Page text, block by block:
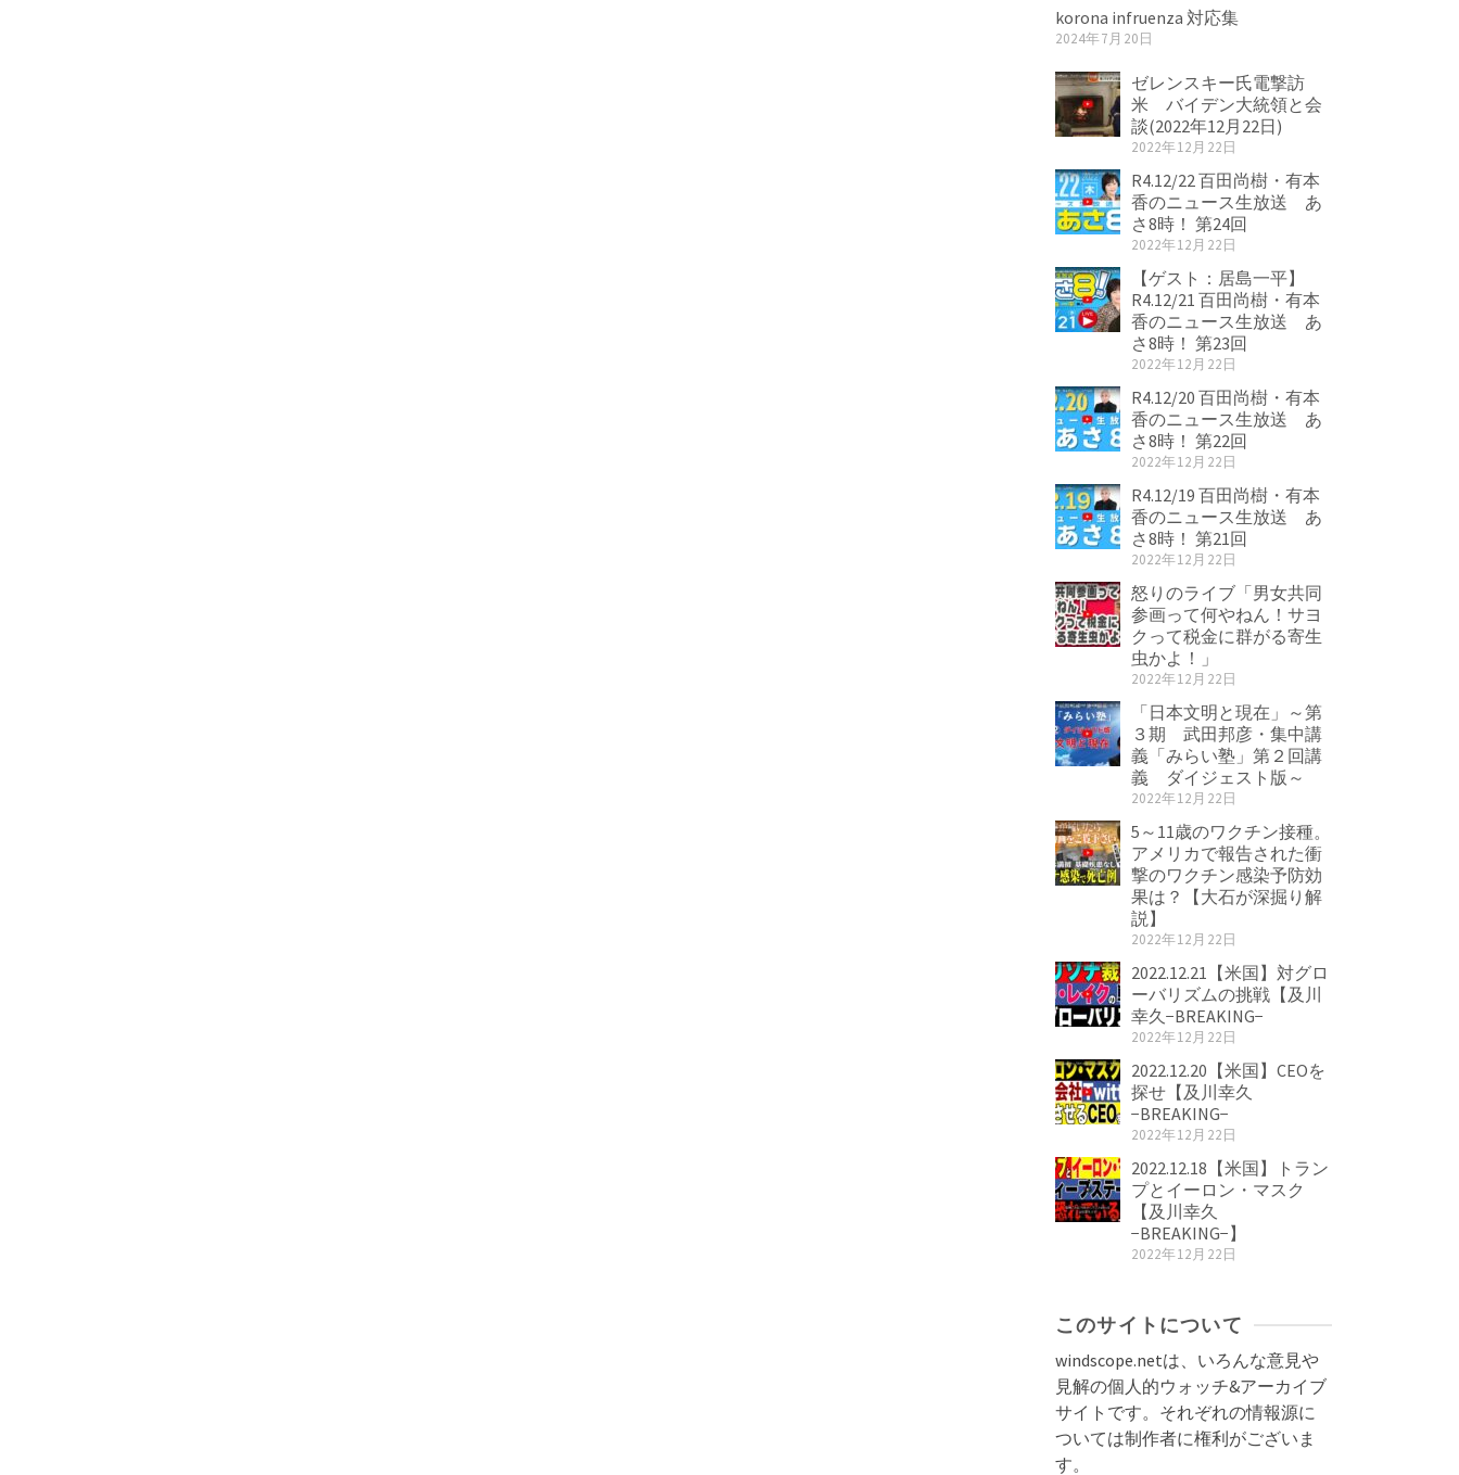
korona infruenza 対応集
2024年7月20日
ゼレンスキー氏電撃訪
米 バイデン大統領と会
談(2022年12月22日)
2022年12月22日
R4.12/22 百田尚樹・有本
香のニュース生放送 あ
さ8時！ 第24回
2022年12月22日
【ゲスト：居島一平】
R4.12/21 百田尚樹・有本
香のニュース生放送 あ
さ8時！ 第23回
2022年12月22日
R4.12/20 百田尚樹・有本
香のニュース生放送 あ
さ8時！ 第22回
2022年12月22日
R4.12/19 百田尚樹・有本
香のニュース生放送 あ
さ8時！ 第21回
2022年12月22日
怒りのライブ「男女共同
参画って何やねん！サヨ
クって税金に群がる寄生
虫かよ！」
2022年12月22日
「日本文明と現在」～第
３期 武田邦彦・集中講
義「みらい塾」第２回講
義 ダイジェスト版～
2022年12月22日
5～11歳のワクチン接種。
アメリカで報告された衝
撃のワクチン感染予防効
果は？【大石が深掘り解
説】
2022年12月22日
2022.12.21【米国】対グロ
ーバリズムの挑戦【及川
幸久−BREAKING−
2022年12月22日
2022.12.20【米国】CEOを
探せ【及川幸久
−BREAKING−
2022年12月22日
2022.12.18【米国】トラン
プとイーロン・マスク
【及川幸久
−BREAKING−】
2022年12月22日
このサイトについて
windscope.netは、いろんな意見や
見解の個人的ウォッチ&アーカイブ
サイトです。それぞれの情報源に
ついては制作者に権利がございま
す。